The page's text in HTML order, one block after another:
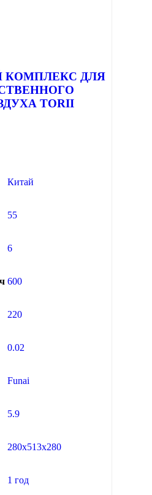
КОМПЛЕКС ДЛЯ
TORII
Китай
55
6
600
220
0.02
Funai
5.9
280x513x280
1 год